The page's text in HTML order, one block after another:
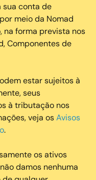
sua conta de
meio da Nomad
na forma prevista nos
Componentes de
estar sujeitos à
seus
à tributação nos
veja osAvisos
.
os ativos
damos nenhuma